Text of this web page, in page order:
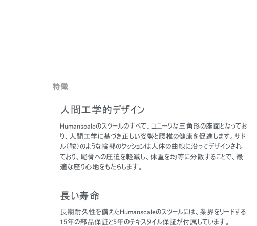
特徴
人間工学的デザイン
Humanscaleのスツールのすべて、ユニークな三角形の座面となってお
り、人間工学に基づき正しい姿勢と腰椎の健康を促進します。サド
ル（鞍）のような輪郭のクッションは人体の曲線に沿ってデザインされ
ており、尾骨への圧迫を軽減し、体重を均等に分散することで、最
適な座り心地をもたらします。
長い寿命
長期耐久性を備えたHumanscaleのスツールには、業界をリードする
15年の部品保証と5年のテキスタイル保証が付属しています。